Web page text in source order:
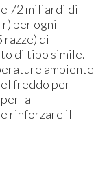
72 miliardi di
per ogni
razze) di
di tipo simile.
ambiente
freddo per
la
rinforzare il